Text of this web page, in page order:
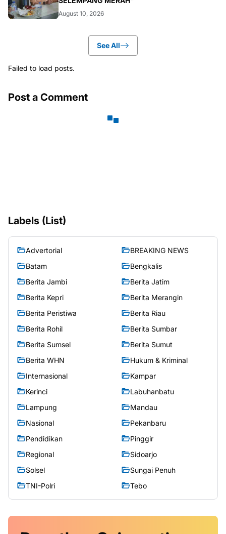
August 10, 2026
See All
Failed to load posts.
Post a Comment
Labels (List)
Advertorial
BREAKING NEWS
Batam
Bengkalis
Berita Jambi
Berita Jatim
Berita Kepri
Berita Merangin
Berita Peristiwa
Berita Riau
Berita Rohil
Berita Sumbar
Berita Sumsel
Berita Sumut
Berita WHN
Hukum & Kriminal
Internasional
Kampar
Kerinci
Labuhanbatu
Lampung
Mandau
Nasional
Pekanbaru
Pendidikan
Pinggir
Regional
Sidoarjo
Solsel
Sungai Penuh
TNI-Polri
Tebo